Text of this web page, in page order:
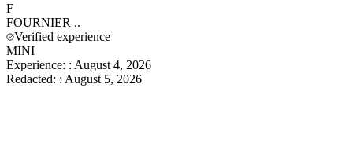
F
FOURNIER ..
Verified experience
MINI
Experience: : August 4, 2026
Redacted: : August 5, 2026